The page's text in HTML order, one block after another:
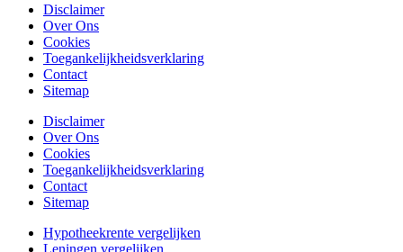
Disclaimer
Over Ons
Cookies
Toegankelijkheidsverklaring
Contact
Sitemap
Disclaimer
Over Ons
Cookies
Toegankelijkheidsverklaring
Contact
Sitemap
Hypotheekrente vergelijken
Leningen vergelijken